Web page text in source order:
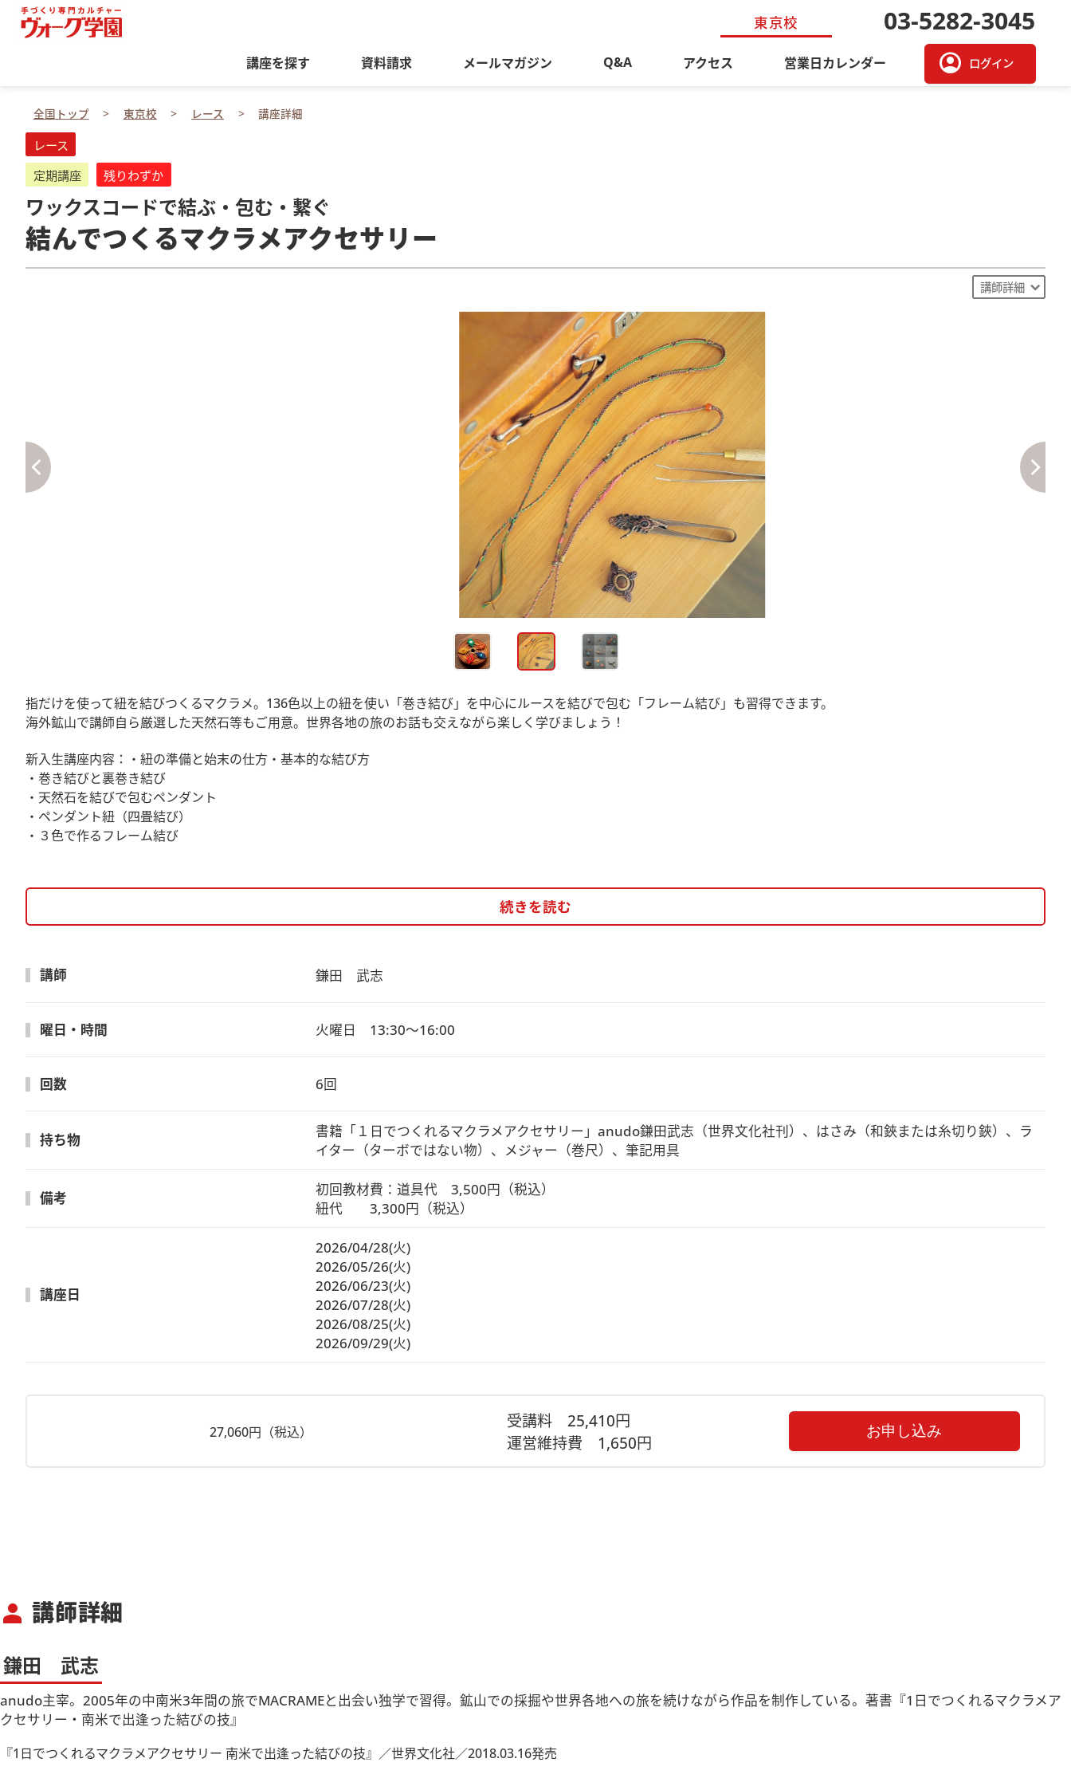
東京校 03-5282-3045
講座を探す 資料請求 メールマガジン Q&A アクセス 営業日カレンダー account_circle ログイン
全国トップ 東京校 レース 講座詳細
レース
定期講座
残りわずか
ワックスコードで結ぶ・包む・繋ぐ
結んでつくるマクラメアクセサリー
講師詳細
指だけを使って紐を結びつくるマクラメ。136色以上の紐を使い「巻き結び」を中心にルースを結びで包む「フレーム結び」も習得できます。
海外鉱山で講師自ら厳選した天然石等もご用意。世界各地の旅のお話も交えながら楽しく学びましょう！
新入生講座内容：・紐の準備と始末の仕方・基本的な結び方
・巻き結びと裏巻き結び
・天然石を結びで包むペンダント
・ペンダント紐（四畳結び）
・３色で作るフレーム結び
続きを読む
講師 鎌田　武志
曜日・時間 火曜日　13:30～16:00
回数 6回
持ち物
書籍「１日でつくれるマクラメアクセサリー」anudo鎌田武志（世界文化社刊）、はさみ（和鋏または糸切り鋏）、ラ
イター（ターボではない物）、メジャー（巻尺）、筆記用具
備考
初回教材費：道具代　3,500円（税込）
紐代　　3,300円（税込）
講座日
2026/04/28(火)
2026/05/26(火)
2026/06/23(火)
2026/07/28(火)
2026/08/25(火)
2026/09/29(火)
27,060円（税込）
受講料 25,410円
運営維持費 1,650円
お申し込み
person 講師詳細
鎌田 武志
anudo主宰。2005年の中南米3年間の旅でMACRAMEと出会い独学で習得。鉱山での採掘や世界各地への旅を続けながら作品を制作している。著書『1日でつくれるマクラメア
クセサリー・南米で出逢った結びの技』
『1日でつくれるマクラメアクセサリー 南米で出逢った結びの技』／世界文化社／2018.03.16発売